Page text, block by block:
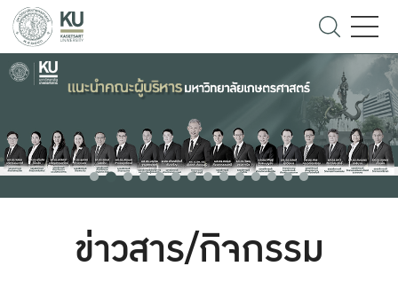
ข่าวสาร/กิจกรรม